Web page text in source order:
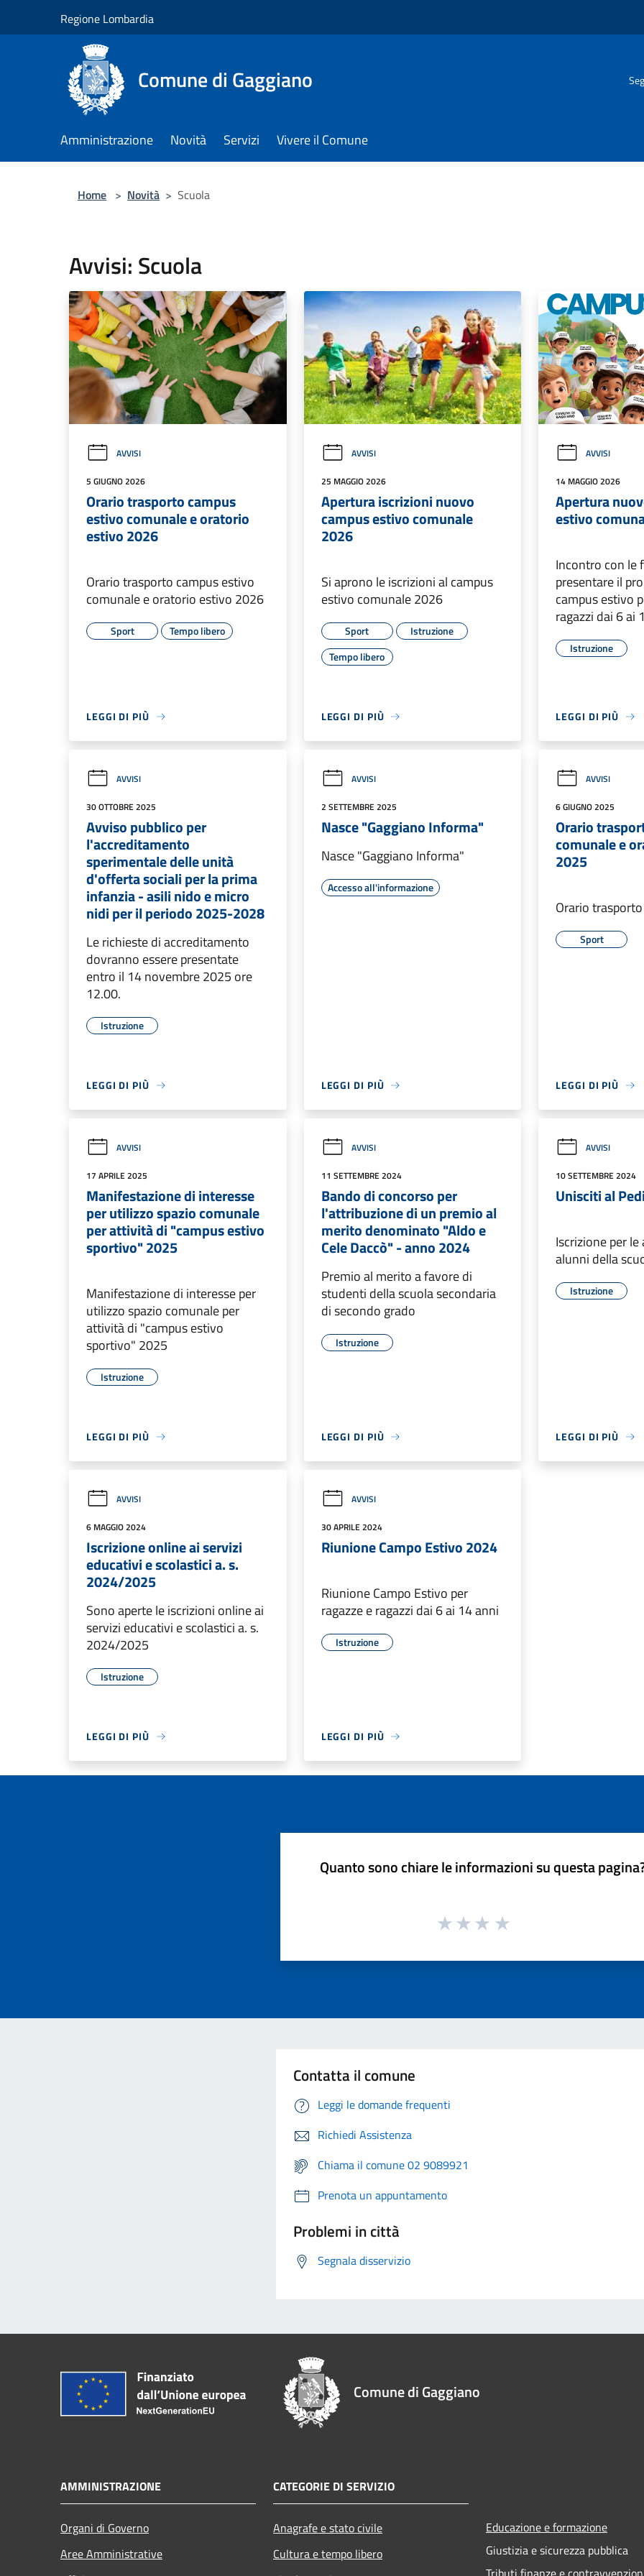
Regione Lombardia
Comune di Gaggiano
Amministrazione Novità Servizi Vivere il Comune
Home > Novità > Scuola
Avvisi: Scuola
AVVISI
5 GIUGNO 2026
Orario trasporto campus
estivo comunale e oratorio
estivo 2026
Orario trasporto campus estivo
comunale e oratorio estivo 2026
Sport Tempo libero
LEGGI DI PIÙ
AVVISI
25 MAGGIO 2026
Apertura iscrizioni nuovo
campus estivo comunale
2026
Si aprono le iscrizioni al campus
estivo comunale 2026
Sport
Istruzione
Tempo libero
LEGGI DI PIÙ
AVVISI
14 MAGGIO 2026
Apertura
estivo
Incontro con le
presentare il
campus estivo
ragazzi dai 6 ai
Istruzione
LEGGI DI PIÙ
AVVISI
30 OTTOBRE 2025
Avviso pubblico per
l'accreditamento
sperimentale delle unità
d'offerta sociali per la prima
infanzia - asili nido e micro
nidi per il periodo 2025-2028
Le richieste di accreditamento
dovranno essere presentate
entro il 14 novembre 2025 ore
12.00.
Istruzione
LEGGI DI PIÙ
AVVISI
2 SETTEMBRE 2025
Nasce "Gaggiano Informa"
Nasce "Gaggiano Informa"
Accesso all'informazione
LEGGI DI PIÙ
AVVISI
6 GIUGNO 2025
Orario
comunale e
2025
Orario
Sport
LEGGI DI PIÙ
AVVISI
17 APRILE 2025
Manifestazione di interesse
per utilizzo spazio comunale
per attività di "campus estivo
sportivo" 2025
Manifestazione di interesse per
utilizzo spazio comunale per
attività di "campus estivo
sportivo" 2025
Istruzione
LEGGI DI PIÙ
AVVISI
11 SETTEMBRE 2024
Bando di concorso per
l'attribuzione di un premio al
merito denominato "Aldo e
Cele Daccò" - anno 2024
Premio al merito a favore di
studenti della scuola secondaria
di secondo grado
Istruzione
LEGGI DI PIÙ
AVVISI
10 SETTEMBRE 2024
Unisciti al
Iscrizione per
alunni della
Istruzione
LEGGI DI PIÙ
AVVISI
6 MAGGIO 2024
Iscrizione online ai servizi
educativi e scolastici a. s.
2024/2025
Sono aperte le iscrizioni online ai
servizi educativi e scolastici a. s.
2024/2025
Istruzione
LEGGI DI PIÙ
AVVISI
30 APRILE 2024
Riunione Campo Estivo 2024
Riunione Campo Estivo per
ragazze e ragazzi dai 6 ai 14 anni
Istruzione
LEGGI DI PIÙ
Quanto sono chiare le informazioni su questa
Contatta il comune
Leggi le domande frequenti
Richiedi Assistenza
Chiama il comune 02 9089921
Prenota un appuntamento
Problemi in città
Segnala disservizio
Comune di Gaggiano
AMMINISTRAZIONE
Organi di Governo
Aree Amministrative
CATEGORIE DI SERVIZIO
Anagrafe e stato civile
Cultura e tempo libero
Educazione e formazione
Giustizia e sicurezza pubblica